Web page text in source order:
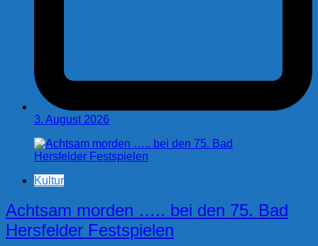
3. August 2026
Kultur
Achtsam morden ….. bei den 75. Bad
Hersfelder Festspielen